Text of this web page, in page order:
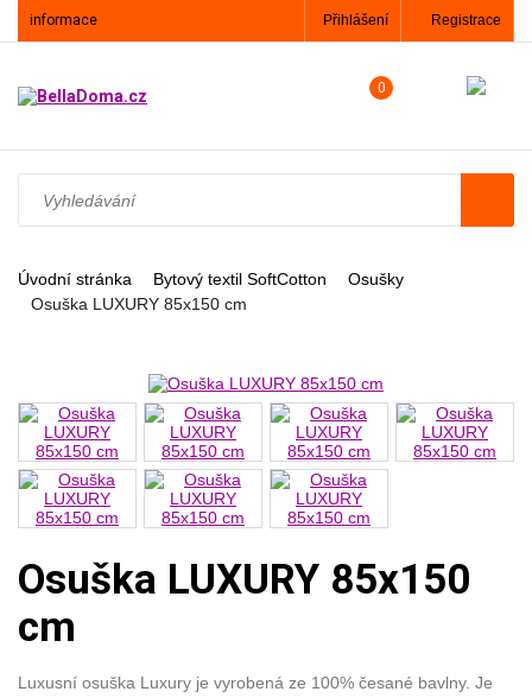
informace Přihlášení Registrace
0
Úvodní stránka Bytový textil SoftCotton
Osušky
Osuška LUXURY 85x150 cm
Osuška LUXURY 85x150
cm
Luxusní osuška Luxury je vyrobená ze 100% česané bavlny. Je